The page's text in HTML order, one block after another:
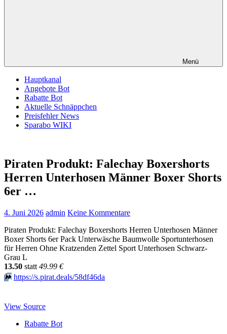
Menü
Hauptkanal
Angebote Bot
Rabatte Bot
Aktuelle Schnäppchen
Preisfehler News
Sparabo WIKI
Piraten Produkt: Falechay Boxershorts
Herren Unterhosen Männer Boxer Shorts
6er …
4. Juni 2026 admin Keine Kommentare
Piraten Produkt: Falechay Boxershorts Herren Unterhosen Männer
Boxer Shorts 6er Pack Unterwäsche Baumwolle Sportunterhosen
für Herren Ohne Kratzenden Zettel Sport Unterhosen Schwarz-
Grau L
13.50 statt 49.99 €
⏩️ https://s.pirat.deals/58df46da
View Source
Rabatte Bot